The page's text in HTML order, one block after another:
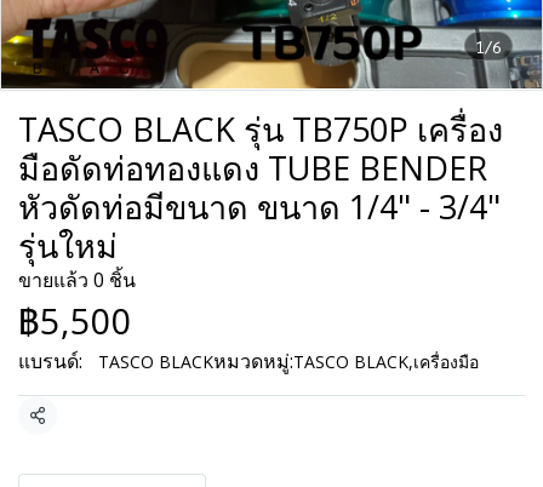
1/6
TASCO BLACK รุ่น TB750P เครื่อง
มือดัดท่อทองแดง TUBE BENDER
หัวดัดท่อมีขนาด ขนาด 1/4" - 3/4"
รุ่นใหม่
ขายแล้ว 0 ชิ้น
฿5,500
แบรนด์: TASCO BLACKหมวดหมู่:TASCO BLACK,เครื่องมือ
แชร์